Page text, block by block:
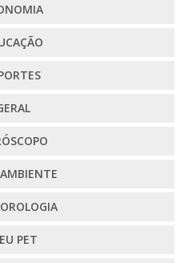
PET